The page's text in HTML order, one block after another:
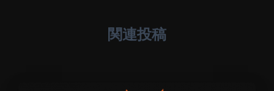
関連投稿